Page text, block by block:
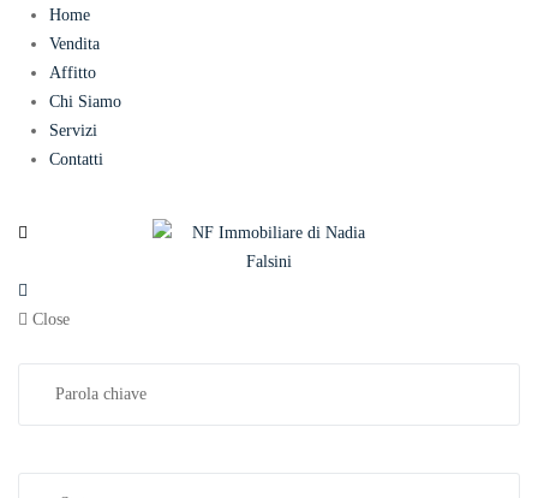
Home
Vendita
Affitto
Chi Siamo
Servizi
Contatti
Close